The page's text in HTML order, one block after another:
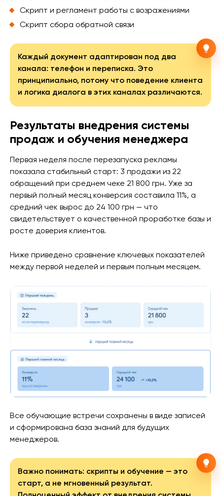
Скрипт и регламент работы с возражениями
Скрипт сбора обратной связи
Каждый документ адаптирован под два
канала: телефон и переписка. Это
принципиально, потому что поведение клиента
и логика диалога в этих каналах различаются.
Результаты внедрения системы
продаж и обучения менеджера
Первая неделя после перезапуска рекламы
показала стабильный старт: 3 продажи из 22
обращений при среднем чеке 21 800 грн. Уже за
первый полный месяц конверсия составила 11%, а
средний чек вырос до 24 100 грн — что
свидетельствует о качественной проработке базы и
росте доверия клиентов.
Ниже приведено сравнение ключевых показателей
между первой неделей и первым полным месяцем.
Все обучающие встречи сохранены в виде записей
и сформирована база знаний для будущих
менеджеров.
Важно понимать: скрипты и обучение — это
старт, а не мгновенный результат.